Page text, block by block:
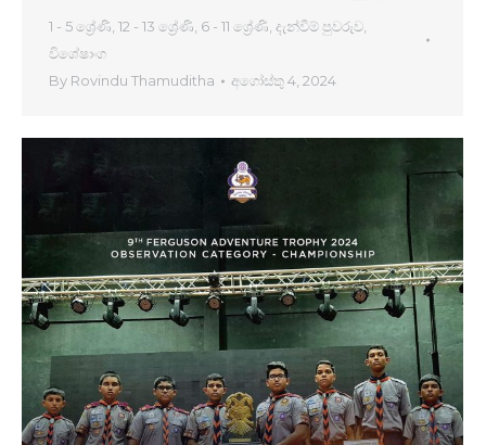
1 - 5 ශ්‍රේණි 12 - 13 ශ්‍රේණි 6 - 11 ශ්‍රේණි දැන්වීම් පුවරුව
විශේෂාංග
By Rovindu Thamuditha අගෝස්තු 4, 2024